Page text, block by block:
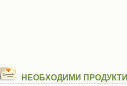
НЕОБХОДИМИ ПРОДУКТИ